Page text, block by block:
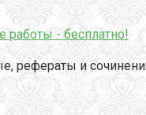
- бесплатно!
рефераты и